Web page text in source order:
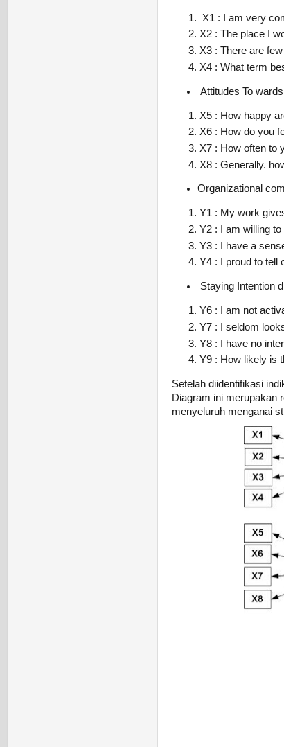
X1 : I am very
X2 : The place I
X3 : There are
X4 : What term
Attitudes To
X5 : How happy
X6 : How do you
X7 : How often to
X8 : Generally.
Organizational
Y1 : My work
Y2 : I am willing
Y3 : I have a
Y4 : I proud to tell
Staying Intention
Y6 : I am not
Y7 : I seldom
Y8 : I have no
Y9 : How likely is
Setelah diidentifikasi
Diagram ini merupakan
menyeluruh menganai